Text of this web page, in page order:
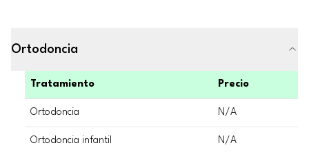
Ortodoncia
Tratamiento Precio
Ortodoncia N/A
Ortodoncia infantil N/A